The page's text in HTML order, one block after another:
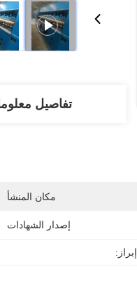
تفاصيل
مكان المنشأ
إصدار الشهادات
إبراز: